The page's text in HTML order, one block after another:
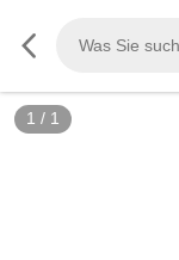
1 / 1